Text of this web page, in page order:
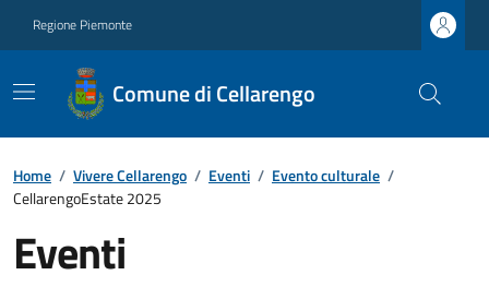
Regione Piemonte
Comune di Cellarengo
Home / Vivere Cellarengo / Eventi / Evento culturale /
CellarengoEstate 2025
Eventi